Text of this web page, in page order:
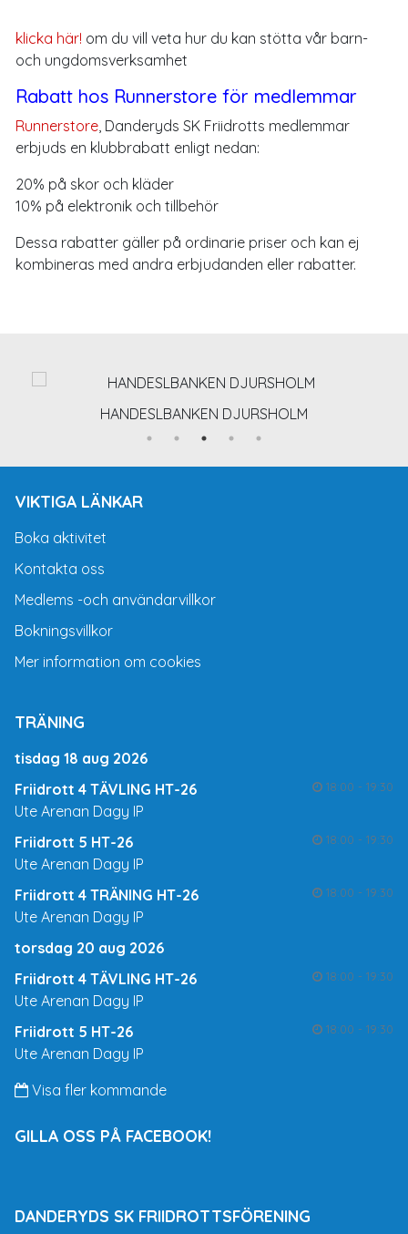
klicka här! om du vill veta hur du kan stötta vår barn-
och ungdomsverksamhet
Rabatt hos Runnerstore för medlemmar
Runnerstore , Danderyds SK Friidrotts medlemmar
erbjuds en klubbrabatt enligt nedan:
20% på skor och kläder
10% på elektronik och tillbehör
Dessa rabatter gäller på ordinarie priser och kan ej
kombineras med andra erbjudanden eller rabatter.
HANDESLBANKEN DJURSHOLM
VIKTIGA LÄNKAR
Boka aktivitet
Kontakta oss
Medlems -och användarvillkor
Bokningsvillkor
Mer information om cookies
TRÄNING
tisdag 18 aug 2026
Friidrott 4 TÄVLING HT-26
18:00 - 19:30
Ute Arenan Dagy IP
Friidrott 5 HT-26
18:00 - 19:30
Ute Arenan Dagy IP
Friidrott 4 TRÄNING HT-26
18:00 - 19:30
Ute Arenan Dagy IP
torsdag 20 aug 2026
Friidrott 4 TÄVLING HT-26
18:00 - 19:30
Ute Arenan Dagy IP
Friidrott 5 HT-26
18:00 - 19:30
Ute Arenan Dagy IP
Visa fler kommande
GILLA OSS PÅ FACEBOOK!
DANDERYDS SK FRIIDROTTSFÖRENING